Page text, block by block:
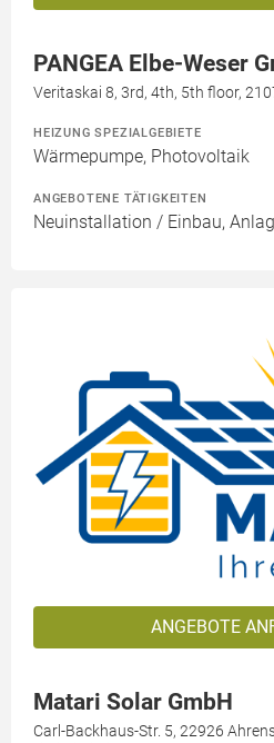
PANGEA Elbe-Weser
Veritaskai 8, 3rd, 4th, 5th floor,
HEIZUNG SPEZIALGEBIETE
Wärmepumpe, Photovoltaik
ANGEBOTENE TÄTIGKEITEN
Neuinstallation / Einbau,
ANGEBOTE
Matari Solar GmbH
Carl-Backhaus-Str. 5, 22926